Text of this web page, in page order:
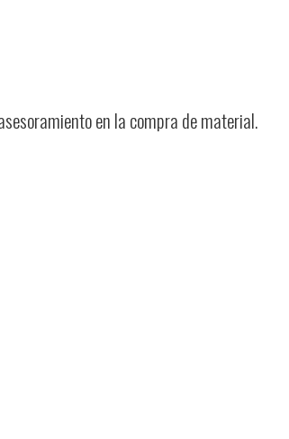
en la compra de material.